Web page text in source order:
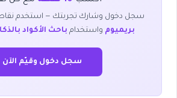
سجل دخول وشارك تجربتك — استخدم
بريميوم واستخدام باحث الأكواد
سجل دخول وقيّم الآن